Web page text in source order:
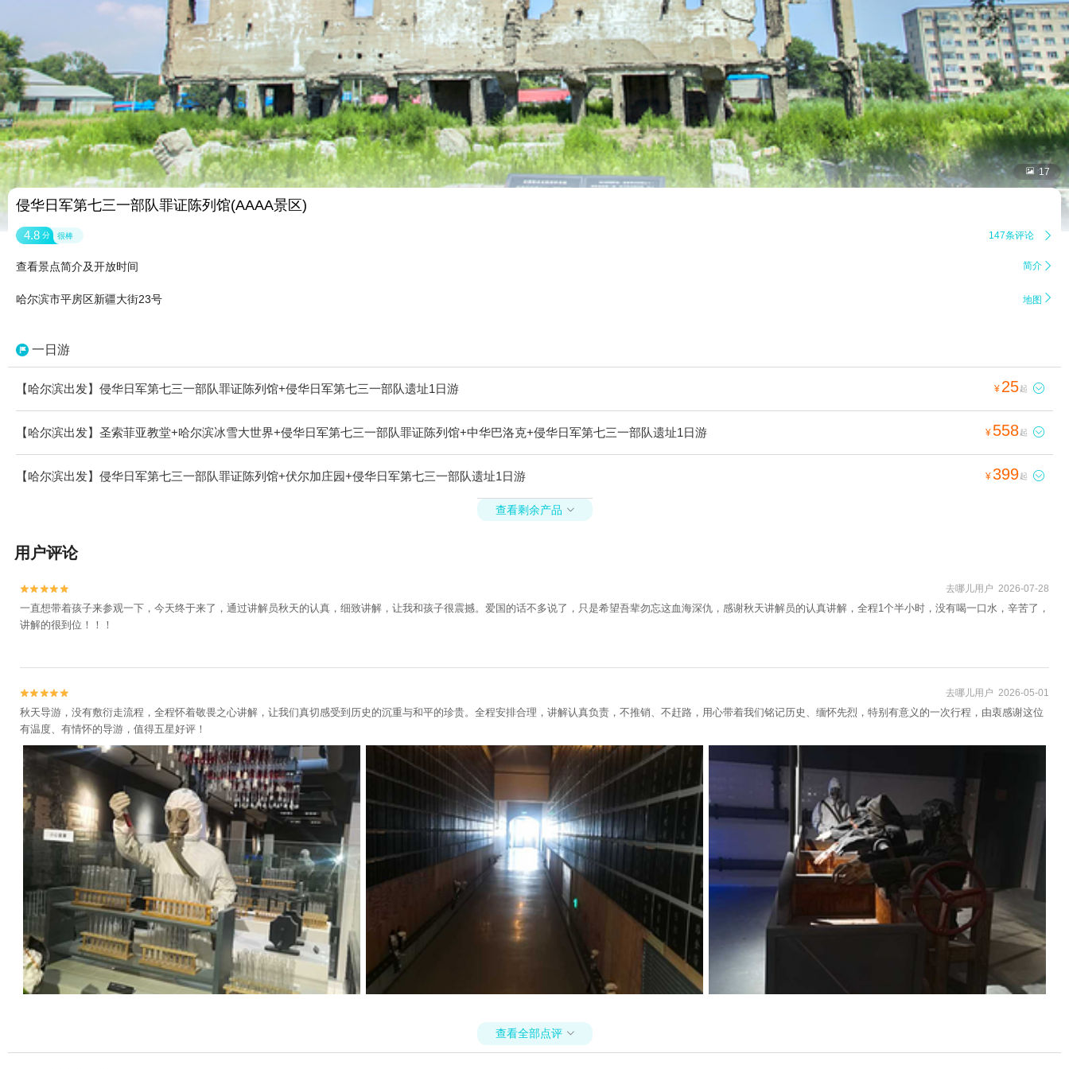
 17
侵华日军第七三一部队罪证陈列馆(AAAA景区)
4.8 分 很棒 147条评论 
查看景点简介及开放时间 简介 
哈尔滨市平房区新疆大街23号 地图 
一日游
【哈尔滨出发】侵华日军第七三一部队罪证陈列馆+侵华日军第七三一部队遗址1日游 ¥ 25起 
【哈尔滨出发】圣索菲亚教堂+哈尔滨冰雪大世界+侵华日军第七三一部队罪证陈列馆+中华巴洛克+侵华日军第七三一部队遗址1日游 ¥ 558起 
【哈尔滨出发】侵华日军第七三一部队罪证陈列馆+伏尔加庄园+侵华日军第七三一部队遗址1日游 ¥399起 
查看剩余产品 
用户评论

 去哪儿用户 2026-07-28
一直想带着孩子来参观一下，今天终于来了，通过讲解员秋天的认真，细致讲解，让我和孩子很震撼。爱国的话不多说了，只是希望吾辈勿忘这血海深仇，感谢秋天讲解员的认真讲解，全程1个半小时，没有喝一口水，辛苦了，
讲解的很到位！！！

 去哪儿用户 2026-05-01
秋天导游，没有敷衍走流程，全程怀着敬畏之心讲解，让我们真切感受到历史的沉重与和平的珍贵。全程安排合理，讲解认真负责，不推销、不赶路，用心带着我们铭记历史、缅怀先烈，特别有意义的一次行程，由衷感谢这位
有温度、有情怀的导游，值得五星好评！
查看全部点评 